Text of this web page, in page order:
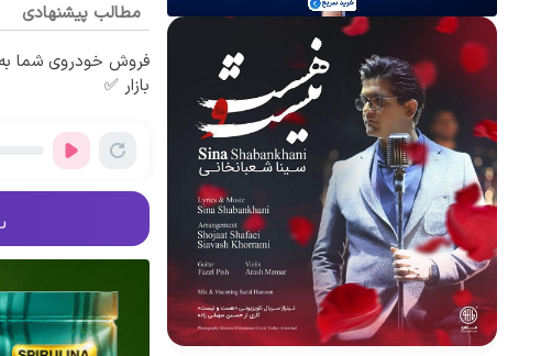
مطالب پیشنهادی
فروش خودروی شما
بازار ✅